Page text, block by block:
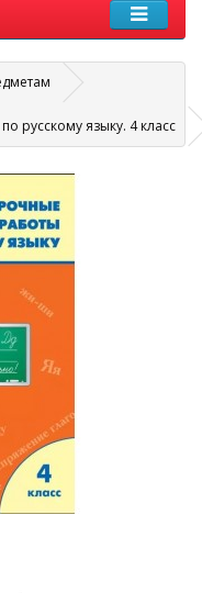
русскому языку. 4 класс